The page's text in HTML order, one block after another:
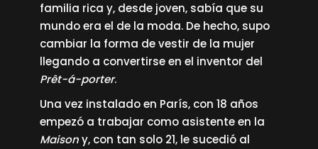
familia rica y, desde joven, sabía que su
mundo era el de la moda. De hecho, supo
cambiar la forma de vestir de la mujer
llegando a convertirse en el inventor del
Prêt-á-porter.
Una vez instalado en París, con 18 años
empezó a trabajar como asistente en la
Maisony, con tan solo 21, le sucedió al